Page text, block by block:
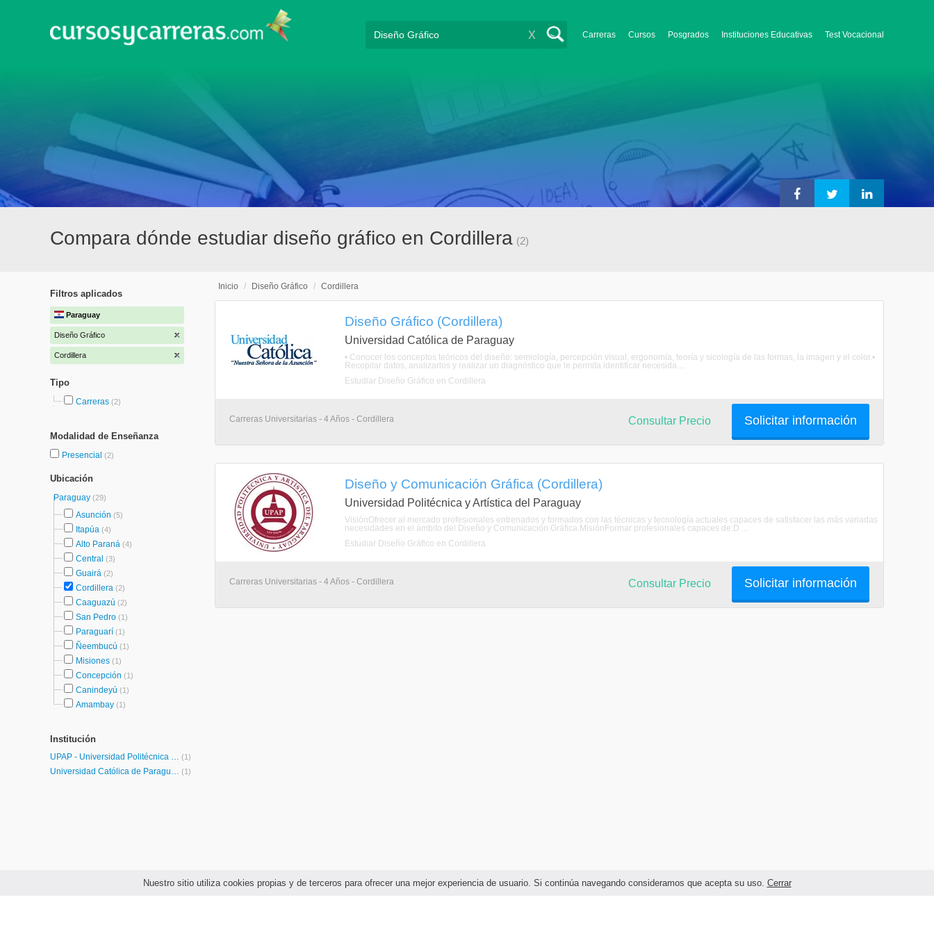
Nuestro sitio utiliza cookies propias y de terceros para ofrecer una mejor experiencia de usuario. Si continúa navegando consideramos que acepta su uso. Cerrar
Carreras Cursos Posgrados Instituciones Educativas Test Vocacional
X
Compara dónde estudiar diseño gráfico en Cordillera (2)
Filtros aplicados
Paraguay
Diseño Gráfico
Cordillera
Tipo
Carreras (2)
Modalidad de Enseñanza
Presencial (2)
Ubicación
Paraguay (29)
Asunción (5)
Itapúa (4)
Alto Paraná (4)
Central (3)
Guairá (2)
Cordillera (2)
Caaguazú (2)
San Pedro (1)
Paraguarí (1)
Ñeembucú (1)
Misiones (1)
Concepción (1)
Canindeyú (1)
Amambay (1)
Institución
UPAP - Universidad Politécnica y Artística del Paraguay (1)
Universidad Católica de Paraguay (1)
Inicio / Diseño Gráfico / Cordillera
Diseño Gráfico (Cordillera)
Universidad Católica de Paraguay
• Conocer los conceptos teóricos del diseño: semiología, percepción visual, ergonomía, teoría y sicología de las formas, la imagen y el color.•
Recopilar datos, analizarlos y realizar un diagnóstico que le permita identificar necesida ...
Estudiar Diseño Gráfico en Cordillera
Carreras Universitarias - 4 Años - Cordillera Solicitar información
Consultar Precio
Diseño y Comunicación Gráfica (Cordillera)
Universidad Politécnica y Artística del Paraguay
VisiónOfrecer al mercado profesionales entrenados y formados con las técnicas y tecnología actuales capaces de satisfacer las más variadas
necesidades en el ámbito del Diseño y Comunicación Gráfica.MisiónFormar profesionales capaces de:D ...
Estudiar Diseño Gráfico en Cordillera
Carreras Universitarias - 4 Años - Cordillera Solicitar información
Consultar Precio